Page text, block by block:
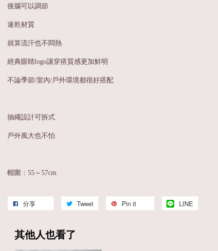
後腦可以調節
速乾材質
就算流汗也不悶熱
經典眼睛logo讓穿搭質感更加鮮明
不論季節/室內/戶外環境都很好搭配
抽繩設計可拆式
戶外風大也不怕
帽圍：55～57cm
分享 Tweet Pin it LINE
其他人也看了